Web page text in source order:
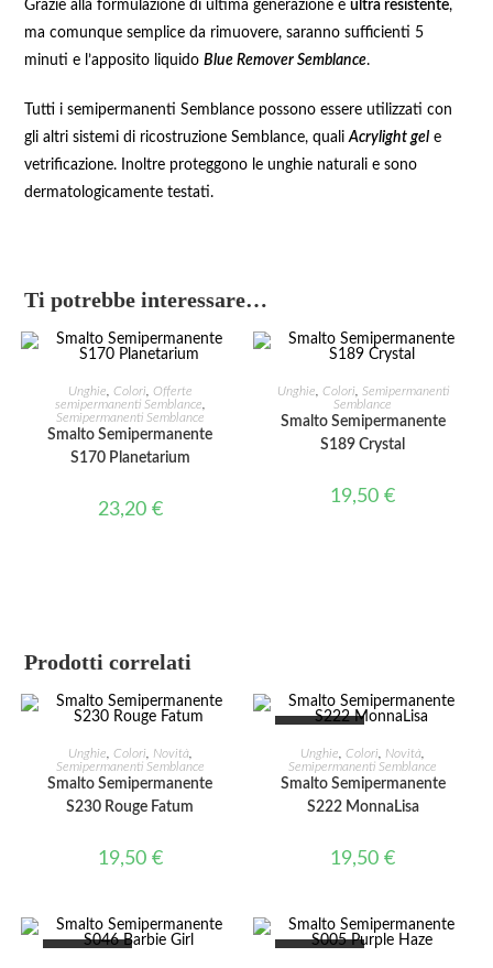
Grazie alla formulazione di ultima generazione èultra resistente,
ma comunque semplice da rimuovere, saranno sufficienti 5
minuti e l’apposito liquidoBlue Remover Semblance.
Tutti i semipermanenti Semblance possono essere utilizzati con
gli altri sistemi di ricostruzione Semblance, qualiAcrylight gel e
vetrificazione. Inoltre proteggono le unghie naturali e sono
dermatologicamente testati.
Ti potrebbe interessare…
AGGIUNGI AL CARRELLO
Unghie Colori Offerte
semipermanenti Semblance
Semipermanenti Semblance
Smalto Semipermanente
S170 Planetarium
23,20 €
AGGIUNGI AL CARRELLO
Unghie Colori
Semipermanenti
Semblance
Smalto Semipermanente
S189 Crystal
19,50€
Prodotti correlati
AGGIUNGI AL CARRELLO
Unghie Colori Novità,
Semipermanenti Semblance
Smalto Semipermanente
S230 Rouge Fatum
19,50 €
LEGGI TUTTO
Unghie ,Colori Novità
Semipermanenti Semblance
Smalto Semipermanente
S222 MonnaLisa
19,50€